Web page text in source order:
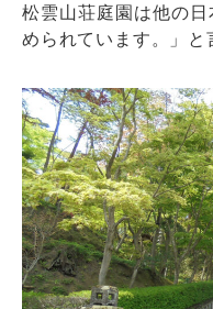
松雲山荘庭園は他の
められています。」と